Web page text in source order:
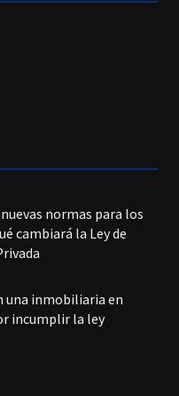
normas para los
cambiará la Ley de
una inmobiliaria en
incumplir la ley